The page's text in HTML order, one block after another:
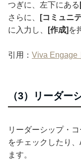
つぎに、左下にある
さらに、
[コミュニ
に入力し、
[作成] を
引用： Viva Engage
（3）リーダー
リーダーシップ・
をチェックしたり
ます。